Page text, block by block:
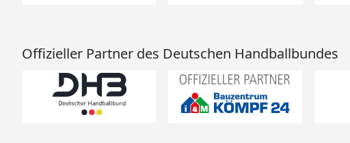
Offizieller Partner des Deutschen Handballbundes